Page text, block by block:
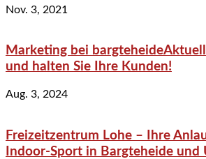
Nov. 3, 2021
Marketing bei
und halten Sie Ihre Kunden!
Aug. 3, 2024
Freizeitzentrum Lohe – Ihre
Indoor-Sport in Bargteheide und